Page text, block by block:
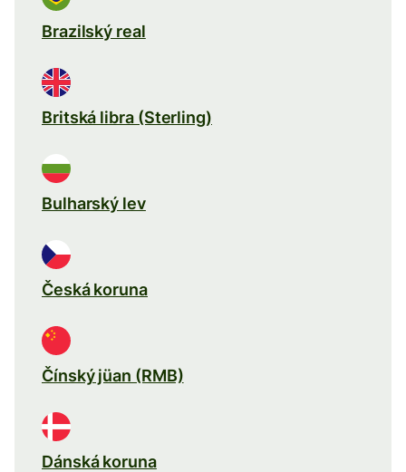
Brazilský real
Britská libra (Sterling)
Bulharský lev
Česká koruna
Čínský jüan (RMB)
Dánská koruna